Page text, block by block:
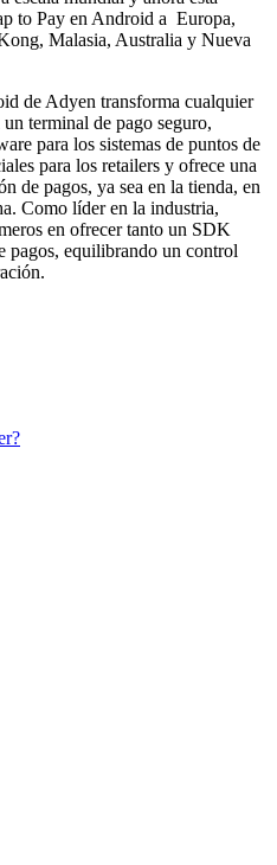
to Pay en Android a Europa,
Malasia, Australia y Nueva
de Adyen transforma cualquier
terminal de pago seguro,
para los sistemas de puntos de
para los retailers y ofrece una
de pagos, ya sea en la tienda, en
Como líder en la industria,
en ofrecer tanto un SDK
pagos, equilibrando un control